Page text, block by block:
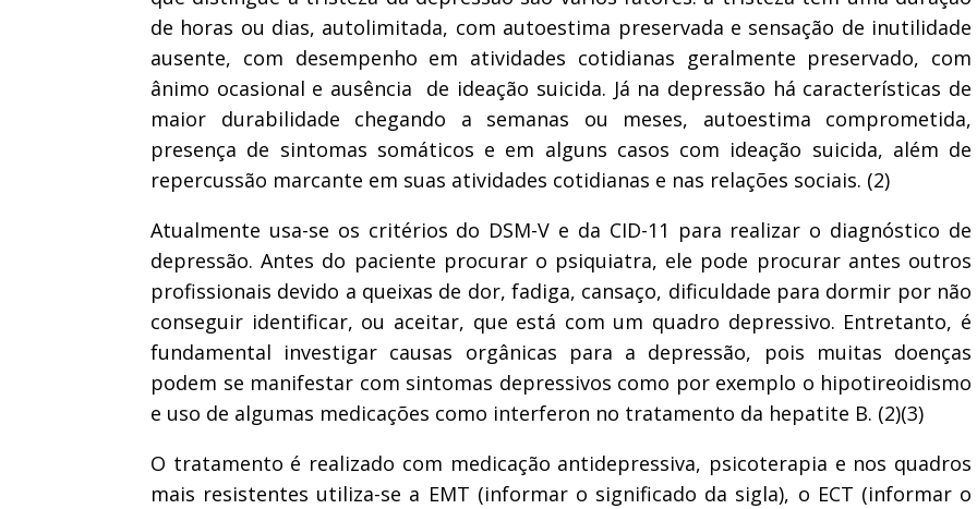
de horas ou dias, autolimitada, com autoestima preservada e sensação de inutilidade
ausente, com desempenho em atividades cotidianas geralmente preservado, com
ânimo ocasional e ausência de ideação suicida. Já na depressão há características de
maior durabilidade chegando a semanas ou meses, autoestima comprometida,
presença de sintomas somáticos e em alguns casos com ideação suicida, além de
repercussão marcante em suas atividades cotidianas e nas relações sociais. (2)
Atualmente usa-se os critérios do DSM-V e da CID-11 para realizar o diagnóstico de
depressão. Antes do paciente procurar o psiquiatra, ele pode procurar antes outros
profissionais devido a queixas de dor, fadiga, cansaço, dificuldade para dormir por não
conseguir identificar, ou aceitar, que está com um quadro depressivo. Entretanto, é
fundamental investigar causas orgânicas para a depressão, pois muitas doenças
podem se manifestar com sintomas depressivos como por exemplo o hipotireoidismo
e uso de algumas medicações como interferon no tratamento da hepatite B. (2)(3)
O tratamento é realizado com medicação antidepressiva, psicoterapia e nos quadros
mais resistentes utiliza-se a EMT (informar o significado da sigla), o ECT (informar o